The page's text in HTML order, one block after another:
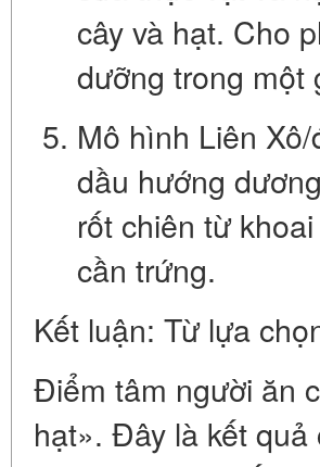
cây và hạt. Cho
dưỡng trong một
Mô hình Liên
dầu hướng dương
rốt chiên từ
cần trứng.
Kết luận: Từ lựa
Điểm tâm người ăn
hạt». Đây là kết